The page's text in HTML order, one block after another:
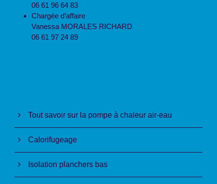
06 61 96 64 83
Chargée d’affaire
Vanessa MORALES RICHARD
06 61 97 24 89
Tout savoir sur la pompe à chaleur air-eau
Calorifugeage
Isolation planchers bas